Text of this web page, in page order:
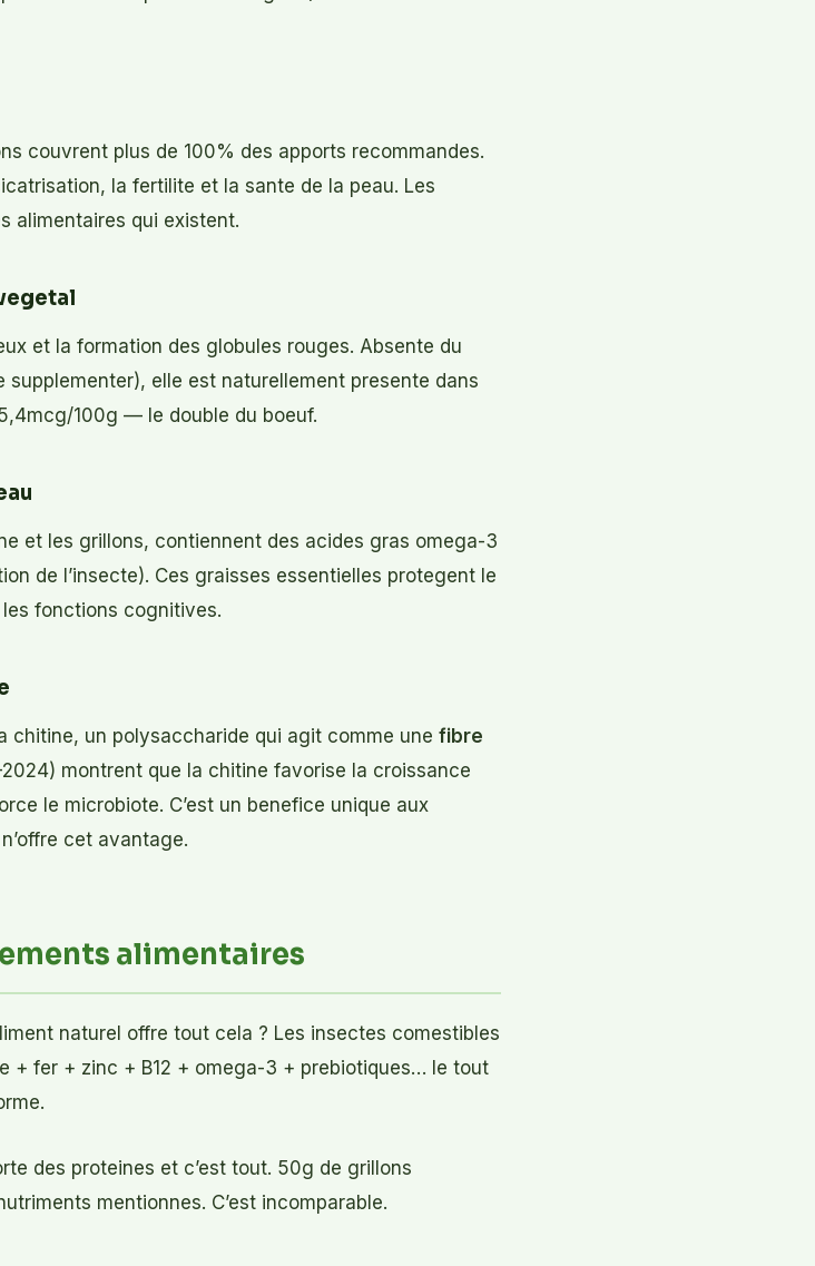
couvrent plus de 100% des apports recommandes.
la fertilite et la sante de la peau. Les
alimentaires qui existent.
et la formation des globules rouges. Absente du
elle est naturellement presente dans
100g — le double du boeuf.
et les grillons, contiennent des acides gras omega-3
de l’insecte). Ces graisses essentielles protegent le
fonctions cognitives.
chitine, un polysaccharide qui agit comme une fibre
montrent que la chitine favorise la croissance
le microbiote. C’est un benefice unique aux
cet avantage.
alimentaires
naturel offre tout cela ? Les insectes comestibles
+ fer + zinc + B12 + omega-3 + prebiotiques… le tout
des proteines et c’est tout. 50g de grillons
mentionnes. C’est incomparable.